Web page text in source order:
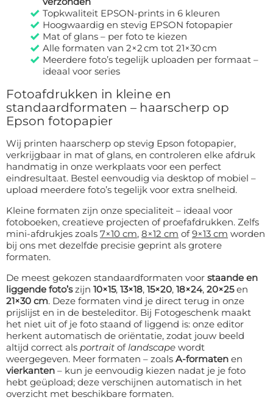
Topkwaliteit EPSON-prints in 6 kleuren
Hoogwaardig en stevig EPSON fotopapier
Mat of glans – per foto te kiezen
Alle formaten van 2×2 cm tot 21×30 cm
Meerdere foto’s tegelijk uploaden per formaat –
ideaal voor series
Fotoafdrukken in kleine en
standaardformaten – haarscherp op
Epson fotopapier
Wij printen haarscherp op stevig Epson fotopapier,
verkrijgbaar in mat of glans, en controleren elke afdruk
handmatig in onze werkplaats voor een perfect
eindresultaat. Bestel eenvoudig via desktop of mobiel –
upload meerdere foto’s tegelijk voor extra snelheid.
Kleine formaten zijn onze specialiteit – ideaal voor
fotoboeken, creatieve projecten of proefafdrukken. Zelfs
mini-afdrukjes zoals 7×10 cm, 8×12 cm of9×13 cm worden
bij ons met dezelfde precisie geprint als grotere
formaten.
De meest gekozen standaardformaten voor staande en
liggende foto’szijn 10×15, 13×18, 15×20, 18×24, 20×25en
21×30 cm. Deze formaten vind je direct terug in onze
prijslijst en in de bestel­editor. Bij Fotogeschenk maakt
het niet uit of je foto staand of liggend is: onze editor
herkent automatisch de oriëntatie, zodat jouw beeld
altijd correct als portrait oflandscape wordt
weergegeven. Meer formaten – zoals A-formaten en
vierkanten – kun je eenvoudig kiezen nadat je je foto
hebt geüpload; deze verschijnen automatisch in het
overzicht met beschikbare formaten.